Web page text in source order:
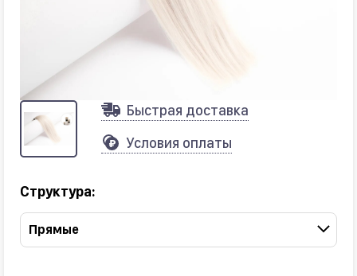
Быстрая доставка
Условия оплаты
Структура:
Прямые